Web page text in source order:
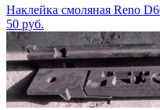
Наклейка смоляная Reno
50 руб.